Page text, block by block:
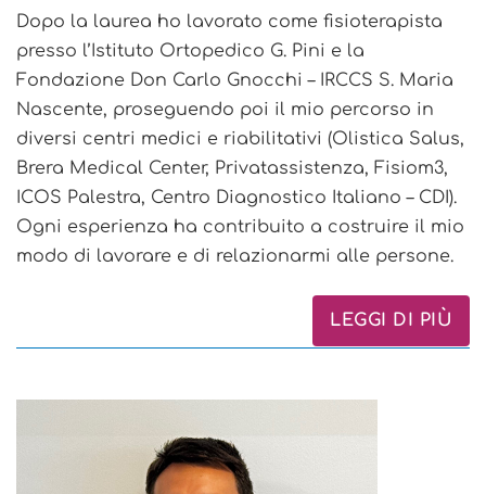
Dopo la laurea ho lavorato come fisioterapista
presso l’Istituto Ortopedico G. Pini e la
Fondazione Don Carlo Gnocchi – IRCCS S. Maria
Nascente, proseguendo poi il mio percorso in
diversi centri medici e riabilitativi (Olistica Salus,
Brera Medical Center, Privatassistenza, Fisiom3,
ICOS Palestra, Centro Diagnostico Italiano – CDI).
Ogni esperienza ha contribuito a costruire il mio
modo di lavorare e di relazionarmi alle persone.
LEGGI DI PIÙ